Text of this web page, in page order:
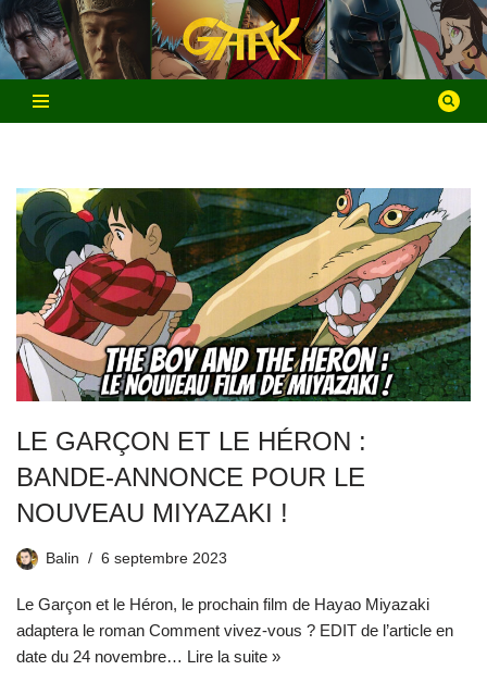
Aller
au
contenu
LE GARÇON ET LE HÉRON :
BANDE-ANNONCE POUR LE
NOUVEAU MIYAZAKI !
Balin 6 septembre 2023
Le Garçon et le Héron, le prochain film de Hayao Miyazaki
adaptera le roman Comment vivez-vous ? EDIT de l’article en
date du 24 novembre… Lire la suite »